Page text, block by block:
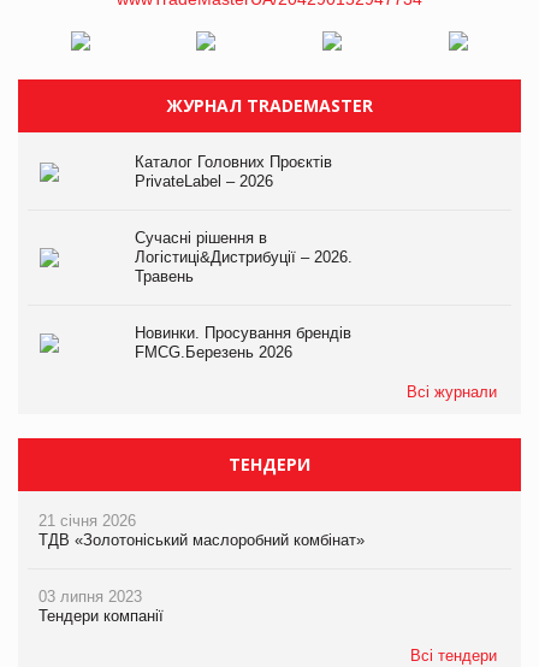
ЖУРНАЛ TRADEMASTER
Каталог Головних Проєктів
PrivateLabel – 2026
Сучасні рішення в
Логістиці&Дистрибуції – 2026.
Травень
Новинки. Просування брендів
FMCG.Березень 2026
Всі журнали
ТЕНДЕРИ
21 січня 2026
ТДВ «Золотоніський маслоробний комбінат»
03 липня 2023
Тендери компанії
Всі тендери